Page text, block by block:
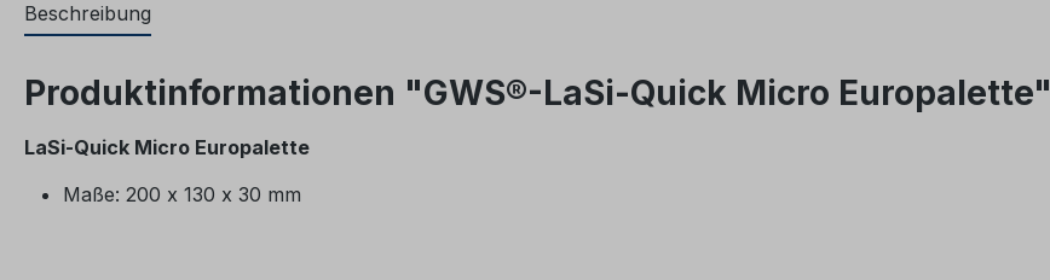
Beschreibung
Produktinformationen "GWS®-LaSi-Quick Micro Europalette"
LaSi-Quick Micro Europalette
Maße: 200 x 130 x 30 mm